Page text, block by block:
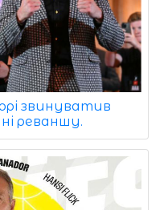
звинуватив
реваншу.